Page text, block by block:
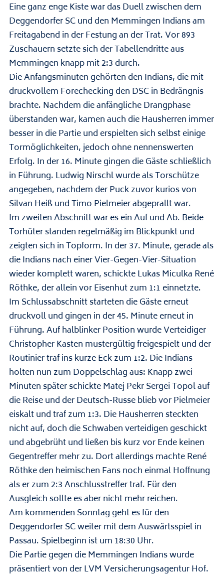
Eine ganz enge Kiste war das Duell zwischen dem
Deggendorfer SC und den Memmingen Indians am
Freitagabend in der Festung an der Trat. Vor 893
Zuschauern setzte sich der Tabellendritte aus
Memmingen knapp mit 2:3 durch.
Die Anfangsminuten gehörten den Indians, die mit
druckvollem Forechecking den DSC in Bedrängnis
brachte. Nachdem die anfängliche Drangphase
überstanden war, kamen auch die Hausherren immer
besser in die Partie und erspielten sich selbst einige
Tormöglichkeiten, jedoch ohne nennenswerten
Erfolg. In der 16. Minute gingen die Gäste schließlich
in Führung. Ludwig Nirschl wurde als Torschütze
angegeben, nachdem der Puck zuvor kurios von
Silvan Heiß und Timo Pielmeier abgeprallt war.
Im zweiten Abschnitt war es ein Auf und Ab. Beide
Torhüter standen regelmäßig im Blickpunkt und
zeigten sich in Topform. In der 37. Minute, gerade als
die Indians nach einer Vier-Gegen-Vier-Situation
wieder komplett waren, schickte Lukas Miculka René
Röthke, der allein vor Eisenhut zum 1:1 einnetzte.
Im Schlussabschnitt starteten die Gäste erneut
druckvoll und gingen in der 45. Minute erneut in
Führung. Auf halblinker Position wurde Verteidiger
Christopher Kasten mustergültig freigespielt und der
Routinier traf ins kurze Eck zum 1:2. Die Indians
holten nun zum Doppelschlag aus: Knapp zwei
Minuten später schickte Matej Pekr Sergei Topol auf
die Reise und der Deutsch-Russe blieb vor Pielmeier
eiskalt und traf zum 1:3. Die Hausherren steckten
nicht auf, doch die Schwaben verteidigen geschickt
und abgebrüht und ließen bis kurz vor Ende keinen
Gegentreffer mehr zu. Dort allerdings machte René
Röthke den heimischen Fans noch einmal Hoffnung
als er zum 2:3 Anschlusstreffer traf. Für den
Ausgleich sollte es aber nicht mehr reichen.
Am kommenden Sonntag geht es für den
Deggendorfer SC weiter mit dem Auswärtsspiel in
Passau. Spielbeginn ist um 18:30 Uhr.
Die Partie gegen die Memmingen Indians wurde
präsentiert von derLVM Versicherungsagentur Hof.